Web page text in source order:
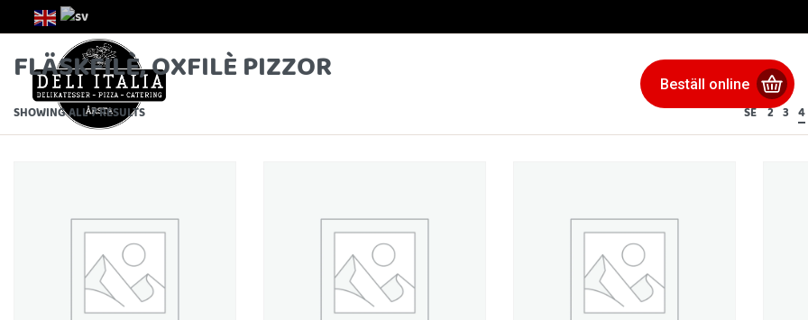
Beställ online
FLÄSKFILÈ, OXFILÈ PIZZOR
SHOWING ALL 7 RESULTS SE 2 3 4